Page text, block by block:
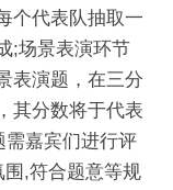
个代表队抽取一
;场景表演环节
表演题，在三分
其分数将于代表
需嘉宾们进行评
,符合题意等规